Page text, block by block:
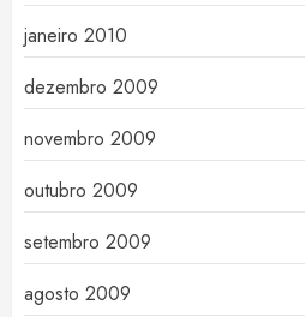
janeiro 2010
dezembro 2009
novembro 2009
outubro 2009
setembro 2009
agosto 2009